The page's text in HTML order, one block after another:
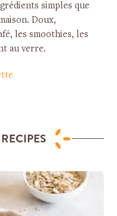
simples que
Doux,
les smoothies, les
au verre.